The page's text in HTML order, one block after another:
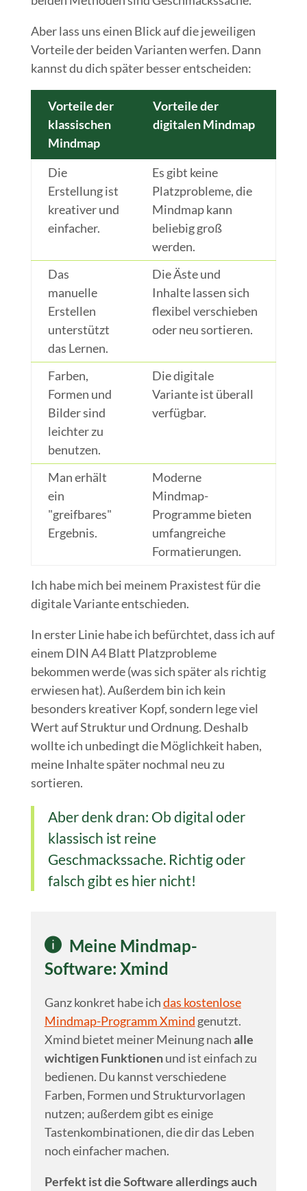
Aber lass uns einen Blick auf die jeweiligen
Vorteile der beiden Varianten werfen. Dann
kannst du dich später besser entscheiden:
Vorteile der
klassischen
Mindmap
Vorteile der
digitalen Mindmap
Die
Erstellung ist
kreativer und
einfacher.
Es gibt keine
Platzprobleme, die
Mindmap kann
beliebig groß
werden.
Das
manuelle
Erstellen
unterstützt
das Lernen.
Die Äste und
Inhalte lassen sich
flexibel verschieben
oder neu sortieren.
Farben,
Formen und
Bilder sind
leichter zu
benutzen.
Die digitale
Variante ist überall
verfügbar.
Man erhält
ein
"greifbares"
Ergebnis.
Moderne
Mindmap-
Programme bieten
umfangreiche
Formatierungen.
Ich habe mich bei meinem Praxistest für die
digitale Variante entschieden.
In erster Linie habe ich befürchtet, dass ich auf
einem DIN A4 Blatt Platzprobleme
bekommen werde (was sich später als richtig
erwiesen hat). Außerdem bin ich kein
besonders kreativer Kopf, sondern lege viel
Wert auf Struktur und Ordnung. Deshalb
wollte ich unbedingt die Möglichkeit haben,
meine Inhalte später nochmal neu zu
sortieren.
Aber denk dran: Ob digital oder
klassisch ist reine
Geschmackssache. Richtig oder
falsch gibt es hier nicht!
Meine Mindmap-
Software: Xmind
Ganz konkret habe ichdas kostenlose
Mindmap-Programm Xmind genutzt.
Xmind bietet meiner Meinung nachalle
wichtigen Funktionenund ist einfach zu
bedienen. Du kannst verschiedene
Farben, Formen und Strukturvorlagen
nutzen; außerdem gibt es einige
Tastenkombinationen, die dir das Leben
noch einfacher machen.
Perfekt ist die Software allerdings auch